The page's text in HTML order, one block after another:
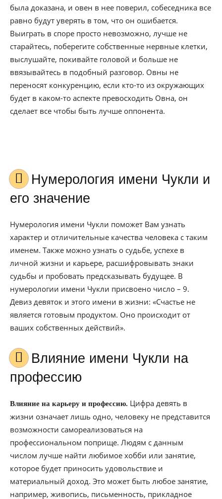
была доказана, и овен в нее поверил, собеседника все
равно будут уверять в том, что он ошибается.
Выиграть в споре просто невозможно, лучше не
старайтесь, поберегите собственные нервные клетки,
выслушайте, покивайте головой и больше не
ввязывайтесь в подобный разговор. Овны не
переносят конкуренцию, если кто-то из окружающих
будет в каком-то аспекте превосходить Овна, он
сделает все чтобы быть лучше оппонента.
Нумерология имени Чукли и
его значение
Нумерология имени Чукли поможет Вам узнать
характер и отличительные качества человека с таким
именем. Также можно узнать о судьбе, успехе в
личной жизни и карьере, расшифровывать знаки
судьбы и пробовать предсказывать будущее. В
нумерологии имени Чукли присвоено число – 9.
Девиз девяток и этого имени в жизни: «Счастье не
является готовым продуктом. Оно происходит от
ваших собственных действий».
Влияние имени Чукли на
профессию
Влияние на карьеру и профессию. Цифра девять в
жизни означает лишь одно, человеку не представится
возможности самореализоваться на
профессиональном поприще. Людям с данным
числом лучше найти любимое хобби или занятие,
которое будет приносить удовольствие и
материальный доход. Это может быть любое занятие,
например, живопись, письменность, прикладное